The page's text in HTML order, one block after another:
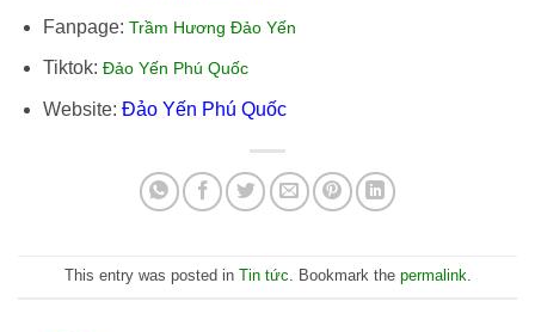
Fanpage: Trầm Hương Đảo Yến
Tiktok: Đảo Yến Phú Quốc
Website: Đảo Yến Phú Quốc
This entry was posted in Tin tức. Bookmark the permalink.